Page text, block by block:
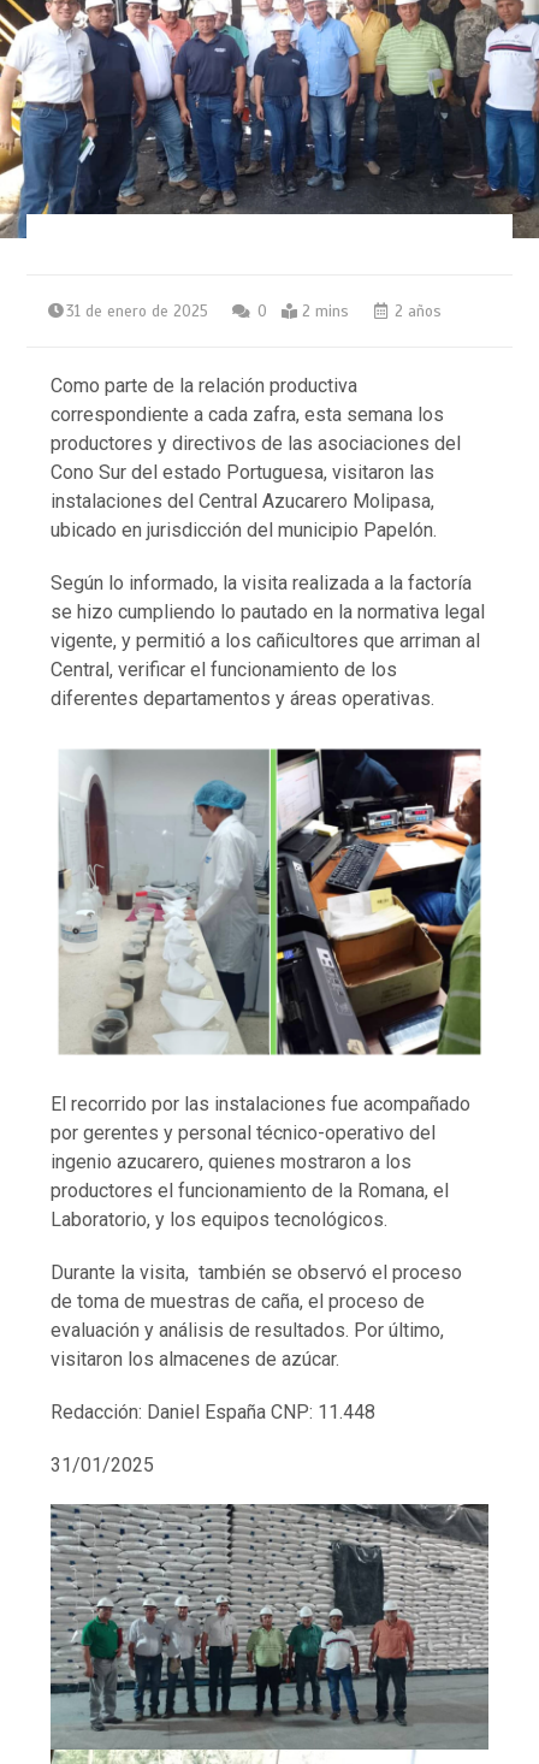
31 de enero de 2025 0 2 mins 2 años
Como parte de la relación productiva
correspondiente a cada zafra, esta semana los
productores y directivos de las asociaciones del
Cono Sur del estado Portuguesa, visitaron las
instalaciones del Central Azucarero Molipasa,
ubicado en jurisdicción del municipio Papelón.
Según lo informado, la visita realizada a la factoría
se hizo cumpliendo lo pautado en la normativa legal
vigente, y permitió a los cañicultores que arriman al
Central, verificar el funcionamiento de los
diferentes departamentos y áreas operativas.
El recorrido por las instalaciones fue acompañado
por gerentes y personal técnico-operativo del
ingenio azucarero, quienes mostraron a los
productores el funcionamiento de la Romana, el
Laboratorio, y los equipos tecnológicos.
Durante la visita, también se observó el proceso
de toma de muestras de caña, el proceso de
evaluación y análisis de resultados. Por último,
visitaron los almacenes de azúcar.
Redacción: Daniel España CNP: 11.448
31/01/2025